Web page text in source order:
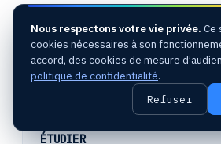
sécurise ce maillon critique par
nous démontrons, avant la mise
refroidissement moteur, l'air de
l'évacuation des fumées
ÉTUDIER
Nous respectons votre vie privée. Ce
cookies nécessaires à son
accord, des cookies de mesure
politique de confidentialité.
Refuser